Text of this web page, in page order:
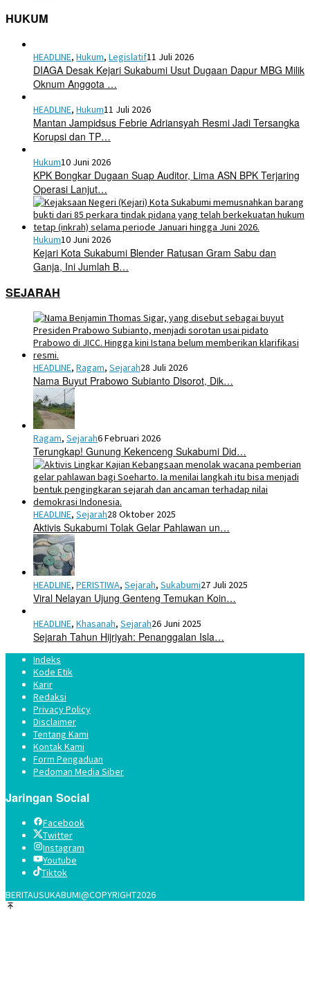
HUKUM
HEADLINE, Hukum, Legislatif11 Juli 2026
DIAGA Desak Kejari Sukabumi Usut Dugaan Dapur MBG Milik
Oknum Anggota …
HEADLINE, Hukum11 Juli 2026
Mantan Jampidsus Febrie Adriansyah Resmi Jadi Tersangka
Korupsi dan TP…
Hukum10 Juni 2026
KPK Bongkar Dugaan Suap Auditor, Lima ASN BPK Terjaring
Operasi Lanjut…
Hukum10 Juni 2026
Kejari Kota Sukabumi Blender Ratusan Gram Sabu dan
Ganja, Ini Jumlah B…
SEJARAH
HEADLINE, Ragam, Sejarah28 Juli 2026
Nama Buyut Prabowo Subianto Disorot, Dik…
Ragam, Sejarah6 Februari 2026
Terungkap! Gunung Kekenceng Sukabumi Did…
HEADLINE, Sejarah28 Oktober 2025
Aktivis Sukabumi Tolak Gelar Pahlawan un…
HEADLINE, PERISTIWA, Sejarah, Sukabumi27 Juli 2025
Viral Nelayan Ujung Genteng Temukan Koin…
HEADLINE, Khasanah, Sejarah26 Juni 2025
Sejarah Tahun Hijriyah: Penanggalan Isla…
Indeks
Kode Etik
Karir
Redaksi
Privacy Policy
Disclaimer
Tentang Kami
Kontak Kami
Form Pengaduan
Pedoman Media Siber
Jaringan Social
Facebook
Twitter
Instagram
Youtube
Tiktok
BERITAUSUKABUMI@COPYRIGHT2026